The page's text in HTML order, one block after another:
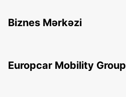
Biznes Mərkəzi
Europcar Mobility Group